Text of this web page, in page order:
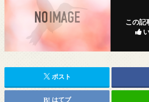
この記
ポスト
はてブ